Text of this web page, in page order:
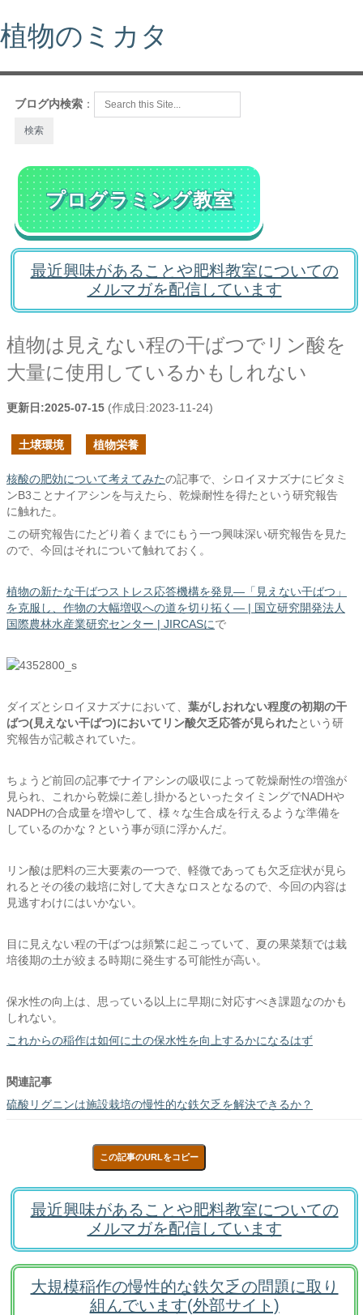
植物のミカタ
ブログ内検索 ：
プログラミング教室
最近興味があることや肥料教室についての
メルマガを配信しています
植物は見えない程の干ばつでリン酸を
大量に使用しているかもしれない
更新日:2025-07-15 (作成日:2023-11-24)
土壌環境 植物栄養
核酸の肥効について考えてみたの記事で、シロイヌナズナにビタミ
ンB3ことナイアシンを与えたら、乾燥耐性を得たという研究報告
に触れた。
この研究報告にたどり着くまでにもう一つ興味深い研究報告を見た
ので、今回はそれについて触れておく。
植物の新たな干ばつストレス応答機構を発見―「見えない干ばつ」
を克服し、作物の大幅増収への道を切り拓く― | 国立研究開発法人
国際農林水産業研究センター | JIRCASにで
ダイズとシロイヌナズナにおいて、 葉がしおれない程度の初期の干
ばつ(見えない干ばつ)においてリン酸欠乏応答が見られたという研
究報告が記載されていた。
ちょうど前回の記事でナイアシンの吸収によって乾燥耐性の増強が
見られ、これから乾燥に差し掛かるといったタイミングでNADHや
NADPHの合成量を増やして、様々な生合成を行えるような準備を
しているのかな？という事が頭に浮かんだ。
リン酸は肥料の三大要素の一つで、軽微であっても欠乏症状が見ら
れるとその後の栽培に対して大きなロスとなるので、今回の内容は
見逃すわけにはいかない。
目に見えない程の干ばつは頻繁に起こっていて、夏の果菜類では栽
培後期の土が絞まる時期に発生する可能性が高い。
保水性の向上は、思っている以上に早期に対応すべき課題なのかも
しれない。
これからの稲作は如何に土の保水性を向上するかになるはず
関連記事
硫酸リグニンは施設栽培の慢性的な鉄欠乏を解決できるか？
この記事のURLをコピー
最近興味があることや肥料教室についての
メルマガを配信しています
大規模稲作の慢性的な鉄欠乏の問題に取り
組んでいます(外部サイト)